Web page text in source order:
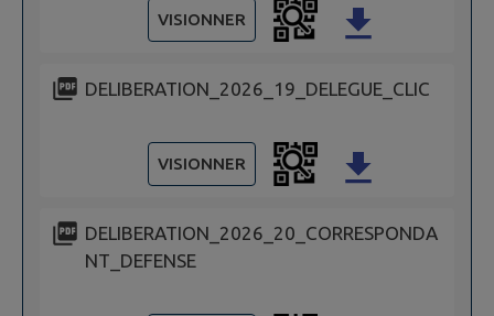
VISIONNER
DELIBERATION_2026_19_DELEGUE_CLIC
VISIONNER
DELIBERATION_2026_20_CORRESPONDA
NT_DEFENSE